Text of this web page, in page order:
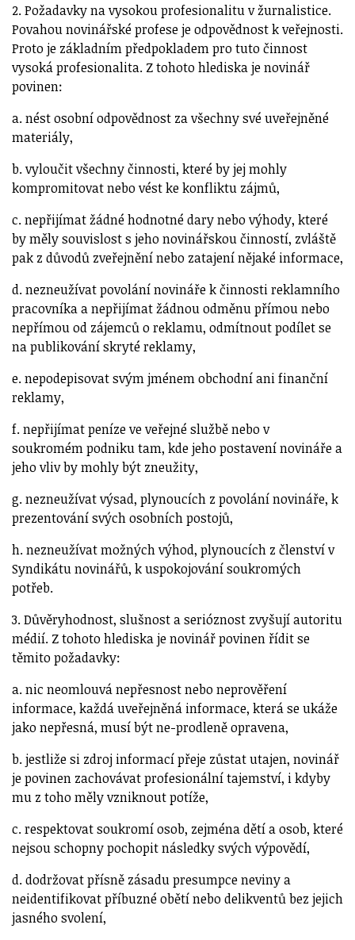
2. Požadavky na vysokou profesionalitu v žurnalistice.
Povahou novinářské profese je odpovědnost k veřejnosti.
Proto je základním předpokladem pro tuto činnost
vysoká profesionalita. Z tohoto hlediska je novinář
povinen:
a. nést osobní odpovědnost za všechny své uveřejněné
materiály,
b. vyloučit všechny činnosti, které by jej mohly
kompromitovat nebo vést ke konfliktu zájmů,
c. nepřijímat žádné hodnotné dary nebo výhody, které
by měly souvislost s jeho novinářskou činností, zvláště
pak z důvodů zveřejnění nebo zatajení nějaké informace,
d. nezneužívat povolání novináře k činnosti reklamního
pracovníka a nepřijímat žádnou odměnu přímou nebo
nepřímou od zájemců o reklamu, odmítnout podílet se
na publikování skryté reklamy,
e. nepodepisovat svým jménem obchodní ani finanční
reklamy,
f. nepřijímat peníze ve veřejné službě nebo v
soukromém podniku tam, kde jeho postavení novináře a
jeho vliv by mohly být zneužity,
g. nezneužívat výsad, plynoucích z povolání novináře, k
prezentování svých osobních postojů,
h. nezneužívat možných výhod, plynoucích z členství v
Syndikátu novinářů, k uspokojování soukromých
potřeb.
3. Důvěryhodnost, slušnost a serióznost zvyšují autoritu
médií. Z tohoto hlediska je novinář povinen řídit se
těmito požadavky:
a. nic neomlouvá nepřesnost nebo neprověření
informace, každá uveřejněná informace, která se ukáže
jako nepřesná, musí být ne-prodleně opravena,
b. jestliže si zdroj informací přeje zůstat utajen, novinář
je povinen zachovávat profesionální tajemství, i kdyby
mu z toho měly vzniknout potíže,
c. respektovat soukromí osob, zejména dětí a osob, které
nejsou schopny pochopit následky svých výpovědí,
d. dodržovat přísně zásadu presumpce neviny a
neidentifikovat příbuzné obětí nebo delikventů bez jejich
jasného svolení,